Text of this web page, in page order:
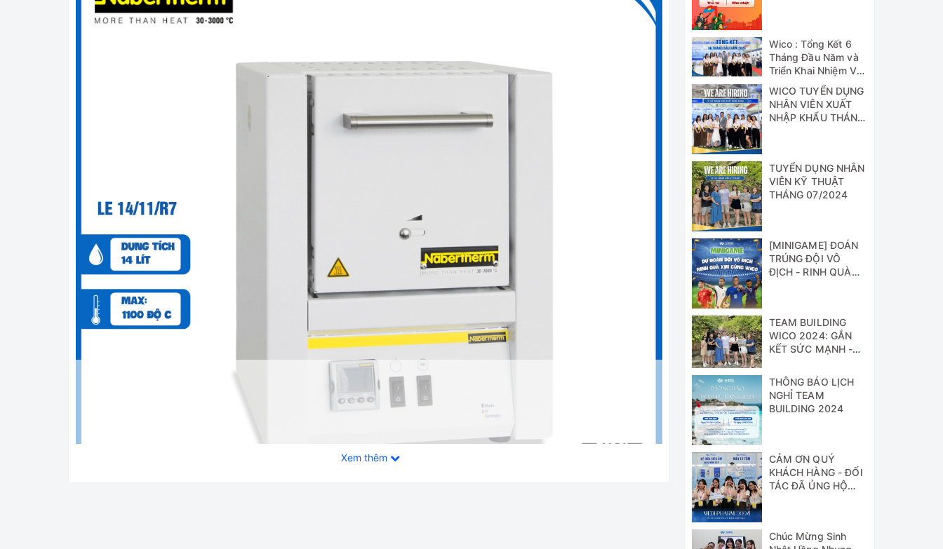
Xem thêm
(𝟭/𝟱)
Wico : Tổng Kết 6
Tháng Đầu Năm và
Triển Khai Nhiệm Vụ
Công Tác 6 Tháng
Cuối Năm 2024
WICO TUYỂN DỤNG
NHÂN VIÊN XUẤT
NHẬP KHẨU THÁNG
TUYỂN DỤNG NHÂN
VIÊN KỸ THUẬT
THÁNG 07/2024
[MINIGAME] ĐOÁN
TRÚNG ĐỘI VÔ
ĐỊCH - RINH QUÀ
TEAM BUILDING
WICO 2024: GẮN
KẾT SỨC MẠNH -
THÀNH CÔNG
THÔNG BÁO LỊCH
NGHỈ TEAM
BUILDING 2024
CẢM ƠN QUÝ
KHÁCH HÀNG - ĐỐI
TÁC ĐÃ ỦNG HỘ
Chúc Mừng Sinh